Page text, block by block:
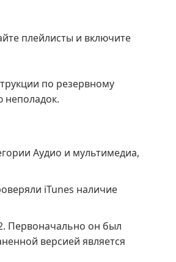
плейлисты и включите
по резервному
неполадок.
Аудио и мультимедиа,
iTunes наличие
Первоначально он был
версией является